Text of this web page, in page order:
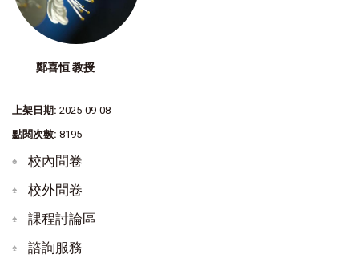
鄭喜恒 教授
上架日期: 2025-09-08
點閱次數: 8195
校內問卷
校外問卷
課程討論區
諮詢服務